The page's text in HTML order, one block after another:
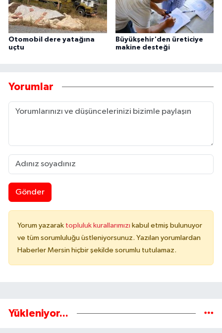
Otomobil dere yatağına
uçtu
Büyükşehir'den üreticiye
makine desteği
Yorumlar
Gönder
Yorum yazarak topluluk kurallarımızı kabul etmiş bulunuyor
ve tüm sorumluluğu üstleniyorsunuz. Yazılan yorumlardan
Haberler Mersin hiçbir şekilde sorumlu tutulamaz.
Yükleniyor...